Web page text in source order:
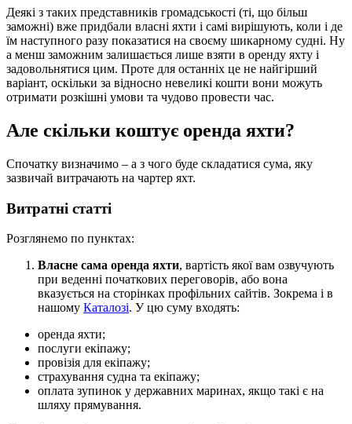
Деякі з таких представників громадськості (ті, що більш
заможні) вже придбали власні яхти і самі вирішують, коли і де
їм наступного разу показатися на своєму шикарному судні. Ну
а менш заможним залишається лише взяти в оренду яхту і
задовольнятися цим. Проте для останніх це не найгірший
варіант, оскільки за відносно невеликі кошти вони можуть
отримати розкішні умови та чудово провести час.
Але скільки коштує оренда яхти?
Спочатку визначимо – а з чого буде складатися сума, яку
зазвичай витрачають на чартер яхт.
Витратні статті
Розглянемо по пунктах:
Власне сама оренда яхти, вартість якої вам озвучують
при веденні початкових переговорів, або вона
вказується на сторінках профільних сайтів. Зокрема і в
нашому Каталозі. У цю суму входять:
оренда яхти;
послуги екіпажу;
провізія для екіпажу;
страхування судна та екіпажу;
оплата зупинок у державних маринах, якщо такі є на
шляху прямування.